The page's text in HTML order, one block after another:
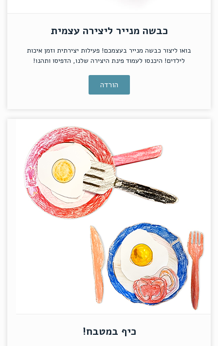
כבשה מנייר ליצירה עצמית
בואו ליצור כבשה מנייר בעצמכם! פעילות יצירתית וזמן איכות
לילדים! היכנסו לעמוד פינת היצירה שלנו, הדפיסו ותהנו!
הורדה
כיף במטבח!